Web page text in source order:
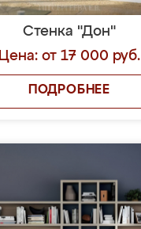
Стенка "Дон"
Цена: от 17 000 руб.
ПОДРОБНЕЕ